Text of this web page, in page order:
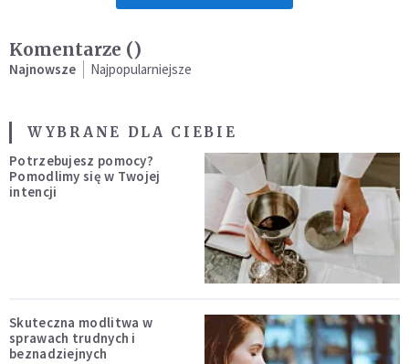
Komentarze ()
Najnowsze Najpopularniejsze
WYBRANE DLA CIEBIE
Potrzebujesz pomocy?
Pomodlimy się w Twojej
intencji
Skuteczna modlitwa w
sprawach trudnych i
beznadziejnych